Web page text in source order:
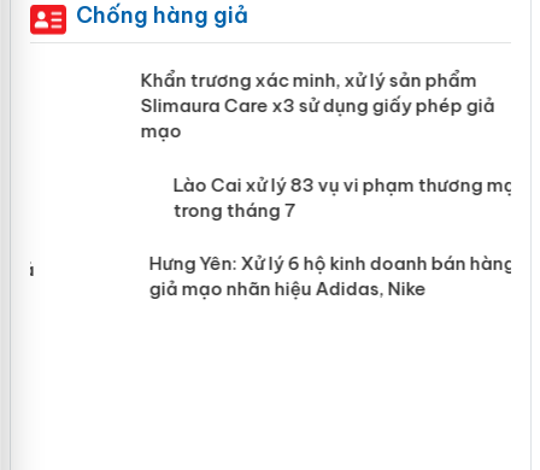
Chống hàng giả
Khẩn trương xác minh, xử lý sản phẩm
Slimaura Care x3 sử dụng giấy phép
giả mạo
mại trong tháng 7